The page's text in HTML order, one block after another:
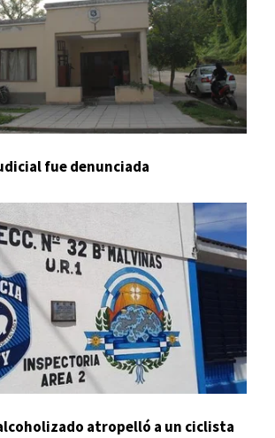
fue denunciada
atropelló a un ciclista